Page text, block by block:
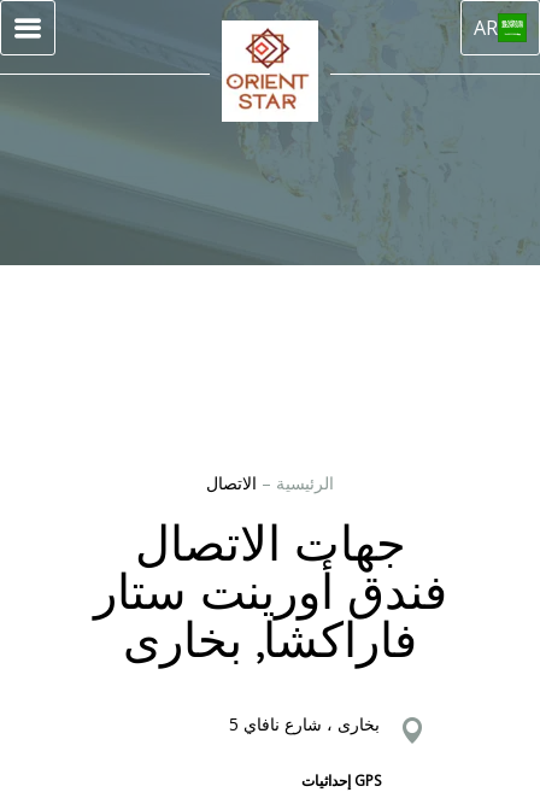
AR
الرئيسية – الاتصال
جهات الاتصال
فندق أورينت ستار
فاراكشا, بخارى
بخارى ، شارع نافاي 5
GPS إحداثيات